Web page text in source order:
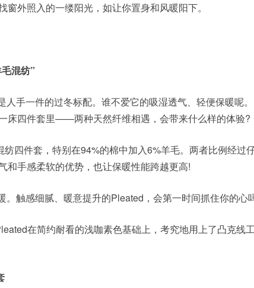
外照入的一缕阳光，如让你置身和风暖阳下。
混纺”
人手一件的过冬标配。谁不爱它的吸湿透气、轻便保暖呢
床四件套里——两种天然纤维相遇，会带来什么样的体验?
四件套，特别在94%的棉中加入6%羊毛。两者比例经过
和手感柔软的优势，也让保暖性能跨越更高!
。触感细腻、暖意提升的Pleated，会第一时间抓住你的心
在简约耐看的浅咖素色基础上，考究地用上了凸克线